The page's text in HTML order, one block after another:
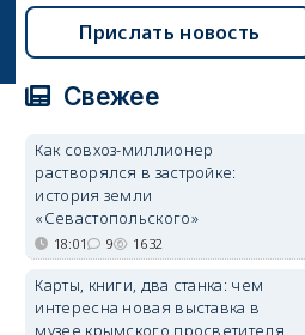
Прислать новость
Свежее
Как совхоз-миллионер
растворялся в застройке:
история земли
«Севастопольского»
18:01 9 1632
Карты, книги, два станка: чем
интересна новая выставка в
музее крымского просветителя